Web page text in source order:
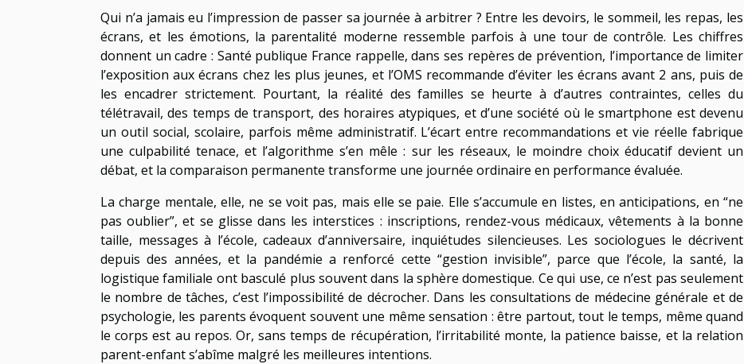
Qui n’a jamais eu l’impression de passer sa journée à arbitrer ? Entre les devoirs, le sommeil, les repas, les
écrans, et les émotions, la parentalité moderne ressemble parfois à une tour de contrôle. Les chiffres
donnent un cadre : Santé publique France rappelle, dans ses repères de prévention, l’importance de limiter
l’exposition aux écrans chez les plus jeunes, et l’OMS recommande d’éviter les écrans avant 2 ans, puis de
les encadrer strictement. Pourtant, la réalité des familles se heurte à d’autres contraintes, celles du
télétravail, des temps de transport, des horaires atypiques, et d’une société où le smartphone est devenu
un outil social, scolaire, parfois même administratif. L’écart entre recommandations et vie réelle fabrique
une culpabilité tenace, et l’algorithme s’en mêle : sur les réseaux, le moindre choix éducatif devient un
débat, et la comparaison permanente transforme une journée ordinaire en performance évaluée.
La charge mentale, elle, ne se voit pas, mais elle se paie. Elle s’accumule en listes, en anticipations, en “ne
pas oublier”, et se glisse dans les interstices : inscriptions, rendez-vous médicaux, vêtements à la bonne
taille, messages à l’école, cadeaux d’anniversaire, inquiétudes silencieuses. Les sociologues le décrivent
depuis des années, et la pandémie a renforcé cette “gestion invisible”, parce que l’école, la santé, la
logistique familiale ont basculé plus souvent dans la sphère domestique. Ce qui use, ce n’est pas seulement
le nombre de tâches, c’est l’impossibilité de décrocher. Dans les consultations de médecine générale et de
psychologie, les parents évoquent souvent une même sensation : être partout, tout le temps, même quand
le corps est au repos. Or, sans temps de récupération, l’irritabilité monte, la patience baisse, et la relation
parent-enfant s’abîme malgré les meilleures intentions.